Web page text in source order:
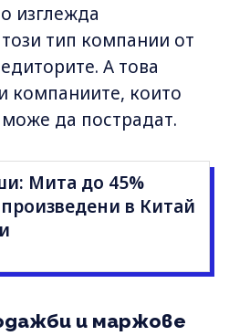
изглежда
тип компании от
А това
компаниите, които
да пострадат.
Мита до 45%
в Китай
и маржове